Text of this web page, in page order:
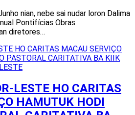
nian, nebe sai nudar loron Dalima
Pontifícias Obras
diretores…
LESTE HO CARITAS
HAMUTUK HODI